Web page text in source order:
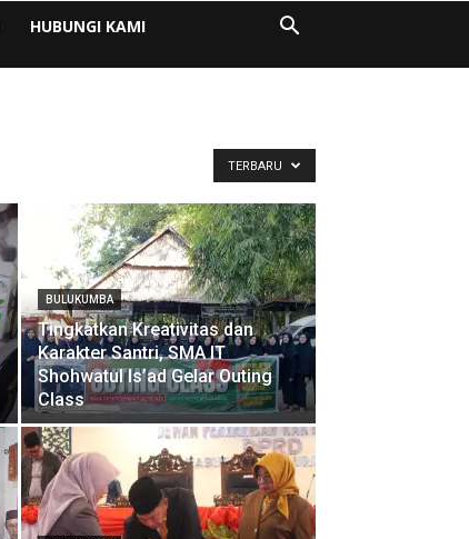
HUBUNGI KAMI
TERBARU
BULUKUMBA
Tingkatkan Kreativitas dan
Karakter Santri, SMA IT
Shohwatul Is’ad Gelar Outing
Class